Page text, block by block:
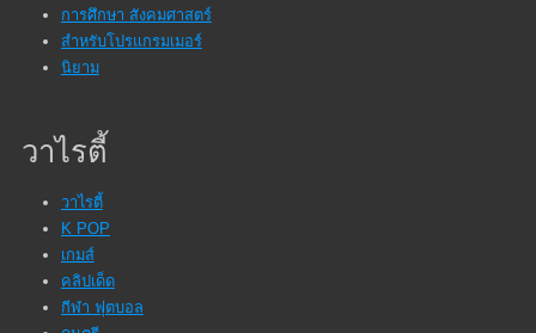
การศึกษา สังคมศาสตร์
สำหรับโปรแกรมเมอร์
นิยาม
วาไรตี้
วาไรตี้
K POP
เกมส์
คลิปเด็ด
กีฬา ฟุตบอล